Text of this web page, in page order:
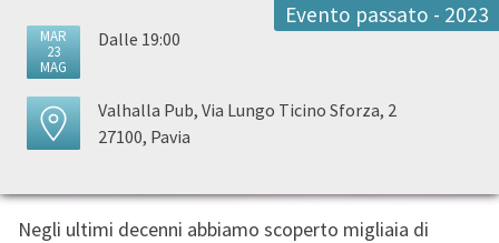
Evento passato - 2023
MAR
23
MAG
Dalle 19:00
Valhalla Pub, Via Lungo Ticino Sforza, 2
27100, Pavia
Negli ultimi decenni abbiamo scoperto migliaia di